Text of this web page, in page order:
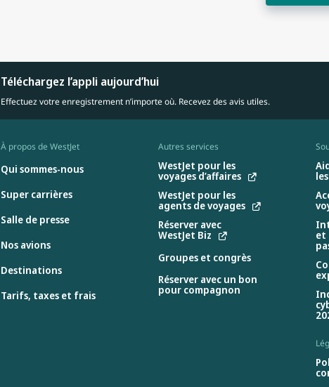
Téléchargez l’appli aujourd’hui
Effectuez votre enregistrement n’importe où. Recevez des avis utiles.
À propos de WestJet
Qui sommes-nous
Super carrières
Salle de presse
Nos avions
Destinations
Tarifs, taxes et frais
Autres services
WestJet pour les
voyages d’affaires
WestJet pour les
agents de voyages
Réserver avec
WestJet Biz
Groupes et congrès
Réserver avec un bon
pour compagnon
et